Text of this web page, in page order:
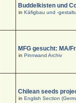
Buddelkisten und
inKäfigbau und -
MFG gesucht: MA/
inPinnwand Archiv
Chilean seeds
inEnglish Section